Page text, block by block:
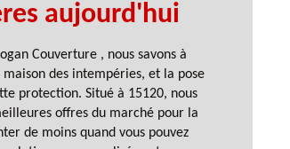
aujourd'hui
Couverture , nous savons à
des intempéries, et la pose
protection. Situé à 15120, nous
offres du marché pour la
de moins quand vous pouvez